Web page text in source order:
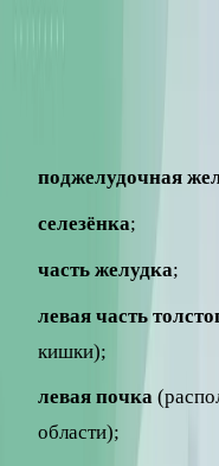
подреберье
Чтобы понять, что
этой области. Здесь
поджелудочная
селезёнка;
часть желудка;
левая часть
кишки);
левая почка
области);